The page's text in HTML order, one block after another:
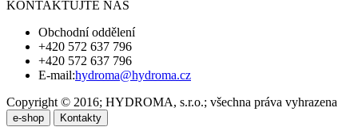
KONTAKTUJTE NÁS
Obchodní oddělení
+420 572 637 796
+420 572 637 796
E-mail:hydroma@hydroma.cz
Copyright © 2016; HYDROMA, s.r.o.; všechna práva vyhrazena
e-shop Kontakty